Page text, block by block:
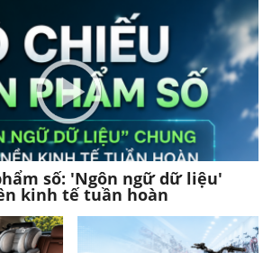
số: 'Ngôn ngữ dữ liệu'
kinh tế tuần hoàn